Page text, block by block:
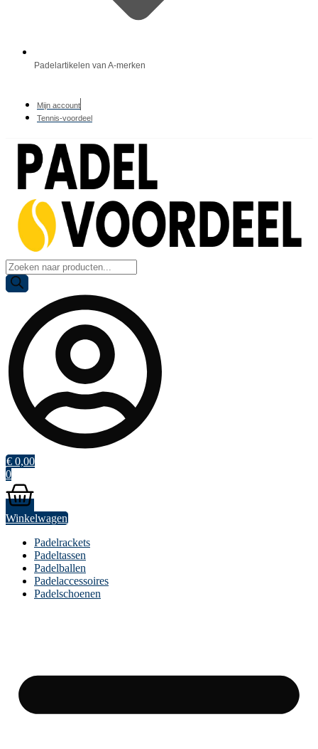
Padelartikelen van A-merken
Mijn account
Tennis-voordeel
Producten
zoeken
€ 0,00
0
Winkelwagen
Padelrackets
Padeltassen
Padelballen
Padelaccessoires
Padelschoenen